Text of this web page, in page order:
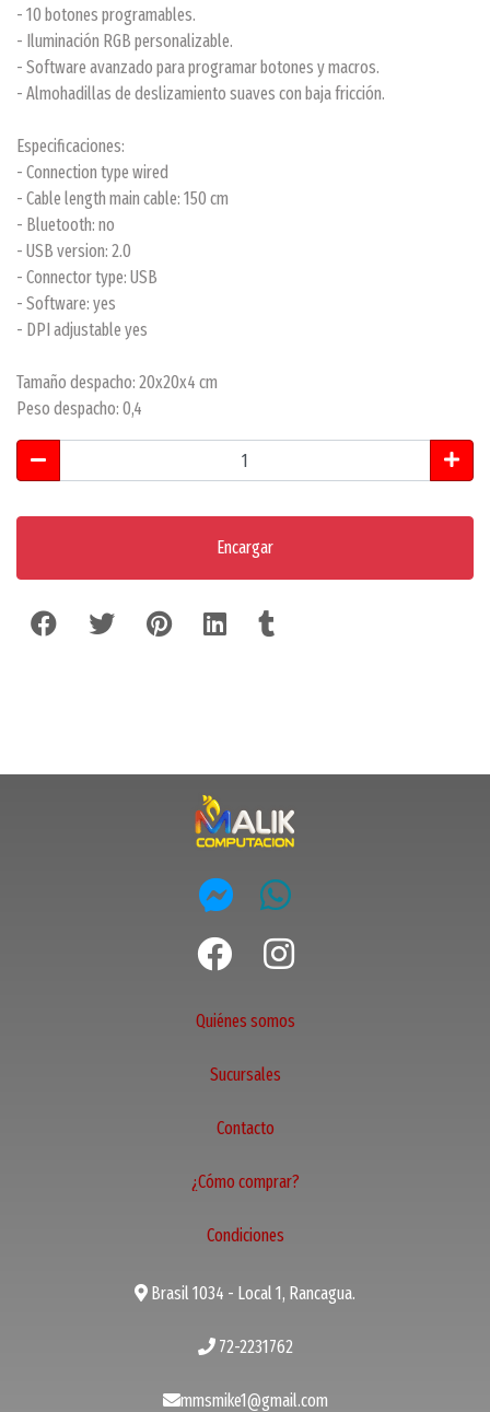
- 10 botones programables.
- Iluminación RGB personalizable.
- Software avanzado para programar botones y macros.
- Almohadillas de deslizamiento suaves con baja fricción.
Especificaciones:
- Connection type wired
- Cable length main cable: 150 cm
- Bluetooth: no
- USB version: 2.0
- Connector type: USB
- Software: yes
- DPI adjustable yes
Tamaño despacho: 20x20x4 cm
Peso despacho: 0,4
Encargar
Quiénes somos
Sucursales
Contacto
¿Cómo comprar?
Condiciones
Brasil 1034 - Local 1, Rancagua.
72-2231762
mmsmike1@gmail.com